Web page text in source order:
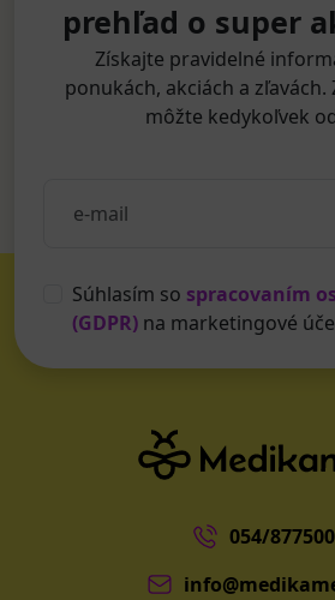
prehľad o super
Získajte pravidelné
ponukách, akciách a zľavách.
môžte kedykoľvek
Súhlasím so spracovaním
(GDPR) na marketingové
054/